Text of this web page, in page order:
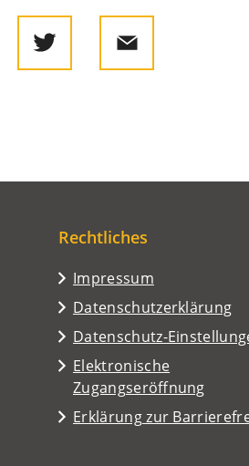
Rechtliches
Impressum
Datenschutzerklärung
Datenschutz-
Elektronische
Zugangseröffnung
Erklärung zur